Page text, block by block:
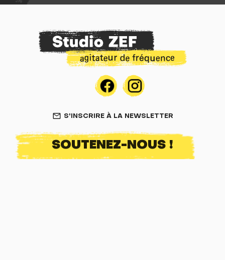
mail_outline S'INSCRIRE À LA NEWSLETTER
SOUTENEZ-NOUS !